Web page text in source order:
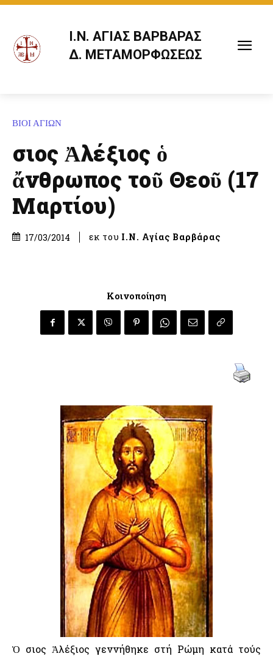
Ι.Ν. ΑΓΙΑΣ ΒΑΡΒΑΡΑΣ
Δ. ΜΕΤΑΜΟΡΦΩΣΕΩΣ
ΒΙΟΙ ΑΓΙΩΝ
Ὅσιος Ἀλέξιος ὁ
ἄνθρωπος τοῦ Θεοῦ (17
Μαρτίου)
17/03/2014 εκ του Ι.Ν. Αγίας Βαρβάρας
Κοινοποίηση
Ὁ Ὅσιος Ἀλέξιος γεννήθηκε στή Ρώμη κατά τούς